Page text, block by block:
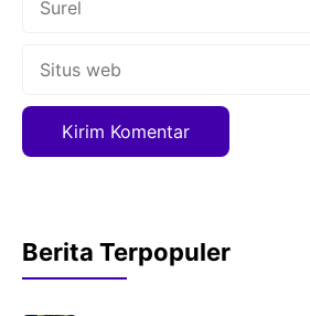
Berita Terpopuler